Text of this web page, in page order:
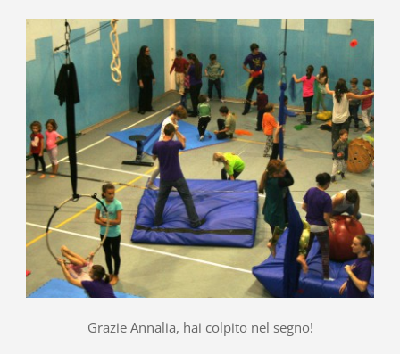
Grazie Annalia, hai colpito nel segno!